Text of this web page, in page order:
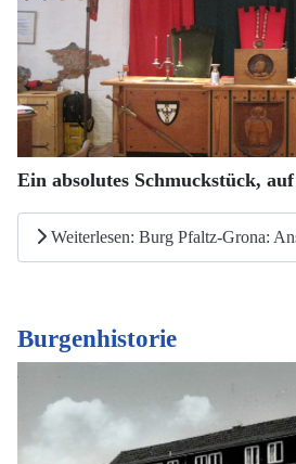
Ein absolutes Schmuckstück,
Weiterlesen: Burg Pfaltz-Grona:
Burgenhistorie